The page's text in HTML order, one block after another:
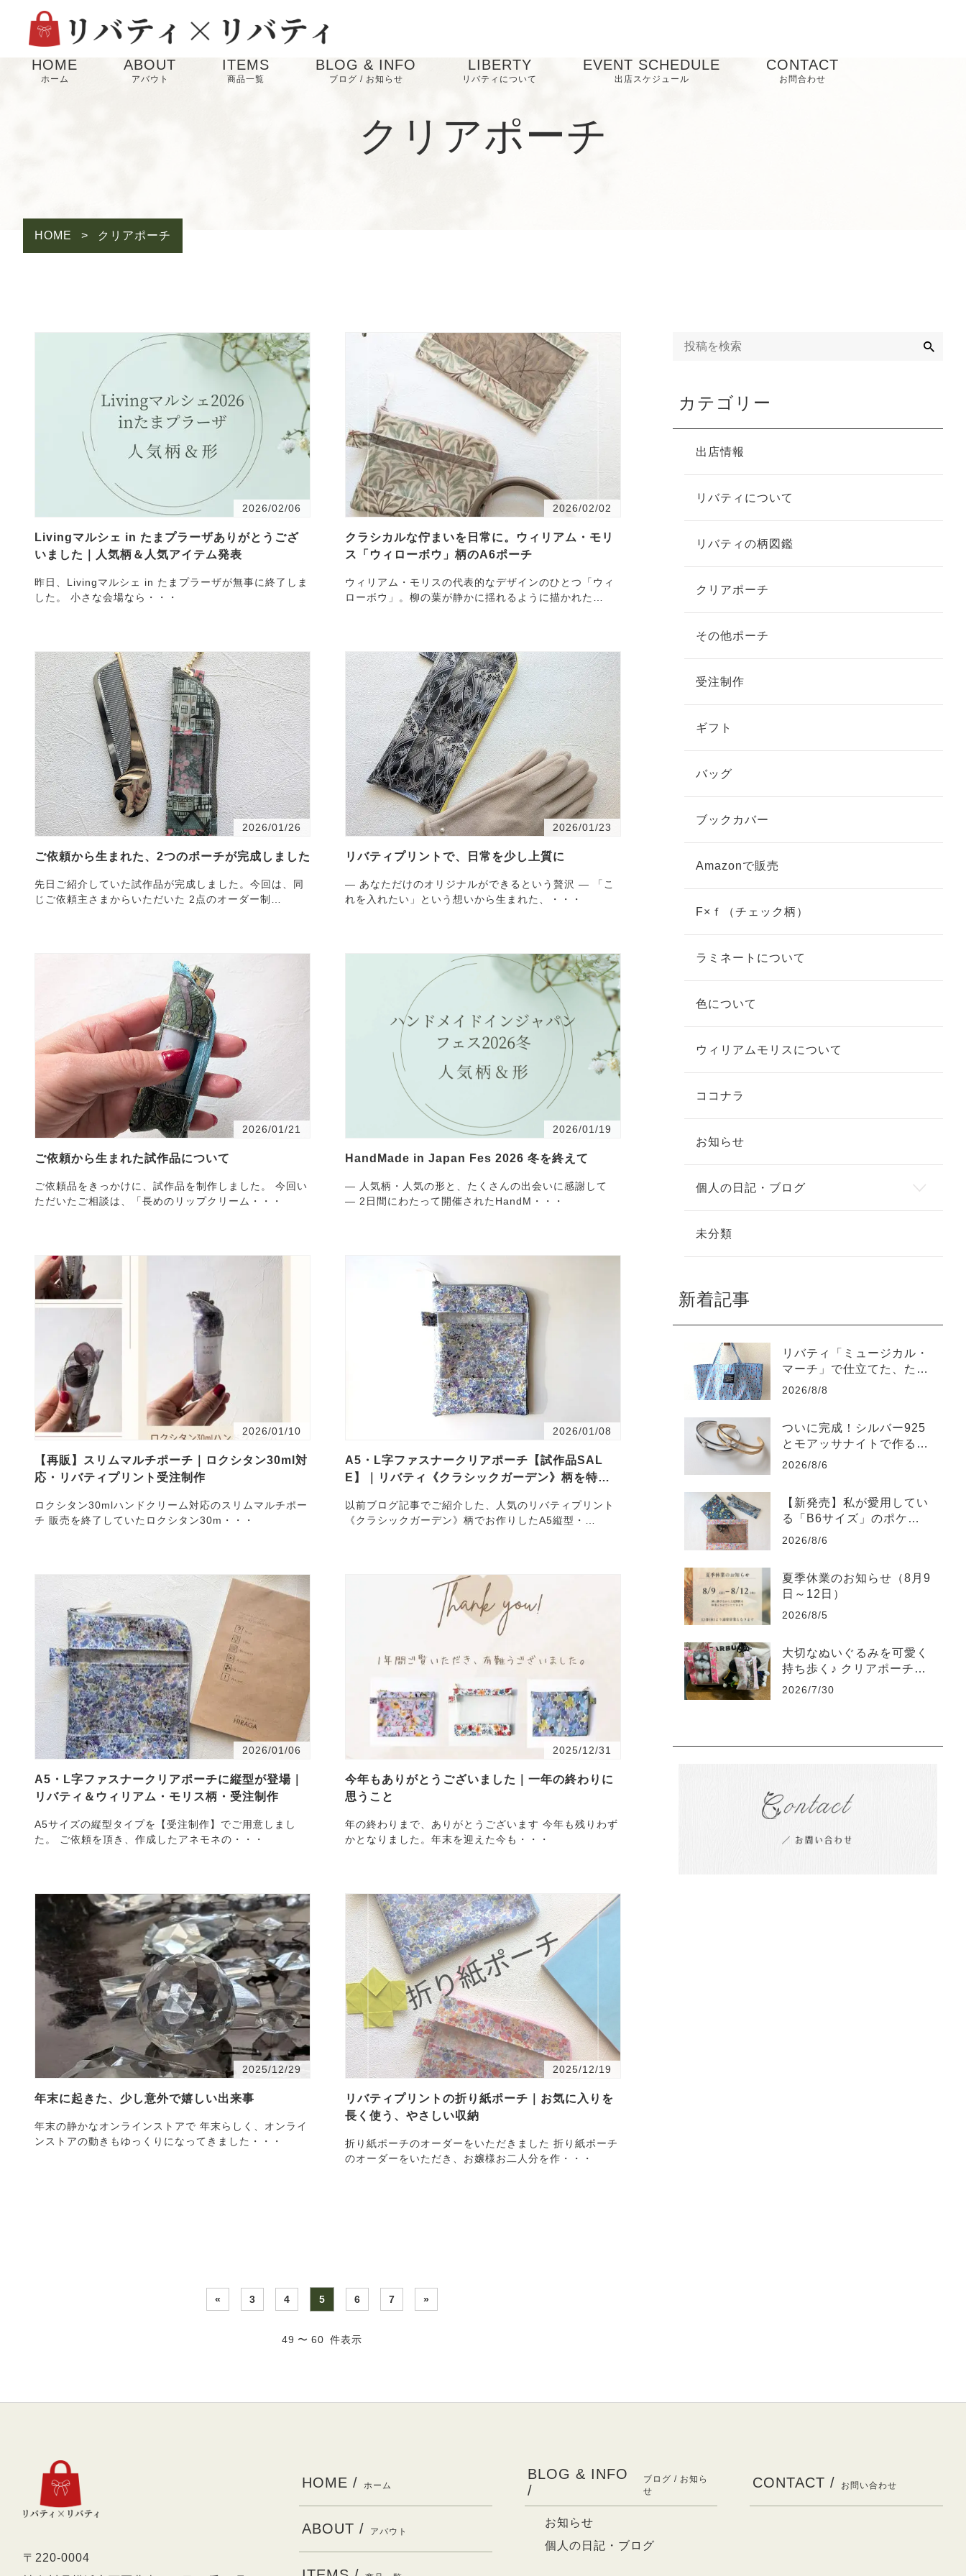
HOME
ホーム
ABOUT
アバウト
ITEMS
商品一覧
BLOG & INFO
ブログ / お知らせ
LIBERTY
リバティについて
EVENT SCHEDULE
出店スケジュール
CONTACT
お問合わせ
クリアポーチ
HOME > クリアポーチ
2026/02/06
Livingマルシェ in たまプラーザありがとうござ
いました｜人気柄＆人気アイテム発表
昨日、Livingマルシェ in たまプラーザが無事に終了しま
した。 小さな会場なら・・・
2026/02/02
クラシカルな佇まいを日常に。ウィリアム・モリ
ス「ウィローボウ」柄のA6ポーチ
ウィリアム・モリスの代表的なデザインのひとつ「ウィ
ローボウ」。柳の葉が静かに揺れるように描かれた
2026/01/26
ご依頼から生まれた、2つのポーチが完成しました
先日ご紹介していた試作品が完成しました。今回は、同
じご依頼主さまからいただいた 2点のオーダー制
2026/01/23
リバティプリントで、日常を少し上質に
― あなただけのオリジナルができるという贅沢 ― 「こ
れを入れたい」という想いから生まれた、・・・
2026/01/21
ご依頼から生まれた試作品について
ご依頼品をきっかけに、試作品を制作しました。 今回い
ただいたご相談は、「長めのリップクリーム・・・
2026/01/19
HandMade in Japan Fes 2026 冬を終えて
― 人気柄・人気の形と、たくさんの出会いに感謝して
― 2日間にわたって開催されたHandM・・・
2026/01/10
【再販】スリムマルチポーチ｜ロクシタン30ml対
応・リバティプリント受注制作
ロクシタン30mlハンドクリーム対応のスリムマルチポー
チ 販売を終了していたロクシタン30m・・・
2026/01/08
A5・L字ファスナークリアポーチ【試作品SAL
E】｜リバティ《クラシックガーデン》柄を特別
以前ブログ記事でご紹介した、人気のリバティプリント
《クラシックガーデン》柄でお作りしたA5縦型・
2026/01/06
A5・L字ファスナークリアポーチに縦型が登場｜
リバティ＆ウィリアム・モリス柄・受注制作
A5サイズの縦型タイプを【受注制作】でご用意しまし
た。 ご依頼を頂き、作成したアネモネの・・・
2025/12/31
今年もありがとうございました｜一年の終わりに
思うこと
年の終わりまで、ありがとうございます 今年も残りわず
かとなりました。年末を迎えた今も・・・
2025/12/29
年末に起きた、少し意外で嬉しい出来事
年末の静かなオンラインストアで 年末らしく、オンライ
ンストアの動きもゆっくりになってきました・・・
2025/12/19
リバティプリントの折り紙ポーチ｜お気に入りを
長く使う、やさしい収納
折り紙ポーチのオーダーをいただきました 折り紙ポーチ
のオーダーをいただき、お嬢様お二人分を作・・・
« 3 4 5 6 7 »
49 〜 60 件表示
カテゴリー
出店情報
リバティについて
リバティの柄図鑑
クリアポーチ
その他ポーチ
受注制作
ギフト
バッグ
ブックカバー
Amazonで販売
F×ｆ（チェック柄）
ラミネートについて
色について
ウィリアムモリスについて
ココナラ
お知らせ
個人の日記・ブログ
未分類
新着記事
リバティ「ミュージカル・
マーチ」で仕立てた、たっ
ぷり入るラミネートトート
2026/8/8
ついに完成！シルバー925
とモアッサナイトで作る自
分だけのバングル
2026/8/6
【新発売】私が愛用してい
る「B6サイズ」のポケッ
トポーチを販売します
2026/8/6
夏季休業のお知らせ（8月9
日～12日）
2026/8/5
大切なぬいぐるみを可愛く
持ち歩く♪ クリアポーチの
素敵な使い方をご紹介
2026/7/30
〒220-0004
HOME / ホーム
ABOUT / アバウト
BLOG & INFO
/
ブログ / お知ら
せ
お知らせ
個人の日記・ブログ
CONTACT / お問い合わせ